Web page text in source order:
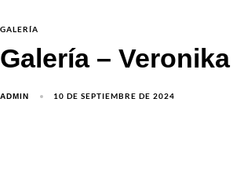
GALERÍA
Galería –
ADMIN 10 DE SEPTIEMBRE DE 2024